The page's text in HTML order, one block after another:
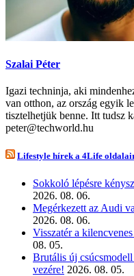
Szalai Péter
Igazi techninja, aki
van otthon, az ország egyik
tisztelhetjük benne. Itt tudsz
peter@techworld.hu
Lifestyle hírek a 4Life
Sokkoló lépésre
2026. 08. 06.
Megérkezett az Audi
2026. 08. 06.
Visszatér a
08. 05.
Brutális új csúcsmodell
vezére! 2026. 08. 05.